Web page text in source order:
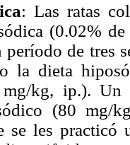
: Las ratas
(0.02%
de tres
la dieta
kg, ip.). Un
(80 mg/
se les